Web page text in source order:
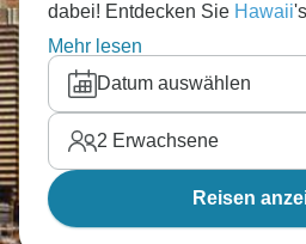
dabei! Entdecken Sie Hawaii
bestaunen Sie den
Rundreise ist immer ein tolles
eine Tour an der
Mietwagenrundreise entlang
Mehr lesen
Datum auswählen
2 Erwachsene
Reisen